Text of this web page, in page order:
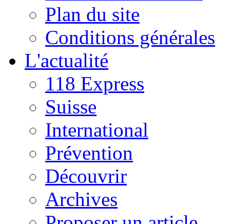
Plan du site
Conditions générales
L'actualité
118 Express
Suisse
International
Prévention
Découvrir
Archives